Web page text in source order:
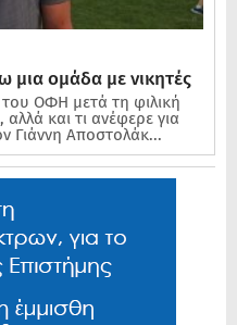
μια ομάδα με νικητές
ΟΦΗ μετά τη φιλική
και τι ανέφερε για
Γιάννη Αποστολάκ...